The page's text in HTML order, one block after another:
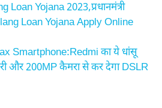
Yojana 2023,प्रधानमंत्री
Loan Yojana Apply Online
Smartphone:Redmi का ये धांसू
और 200MP कैमरा से कर देगा DSLR